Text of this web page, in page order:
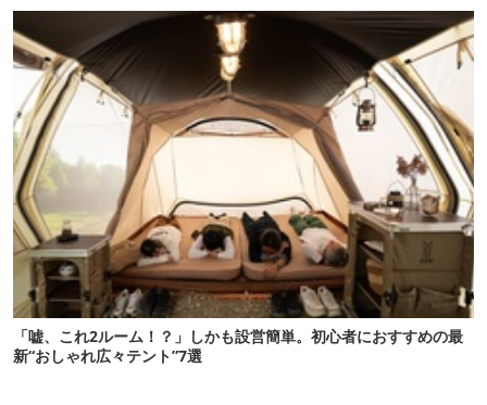
「嘘、これ2ルーム！？」しかも設営簡単。初心者におすすめの最
新“おしゃれ広々テント”7選